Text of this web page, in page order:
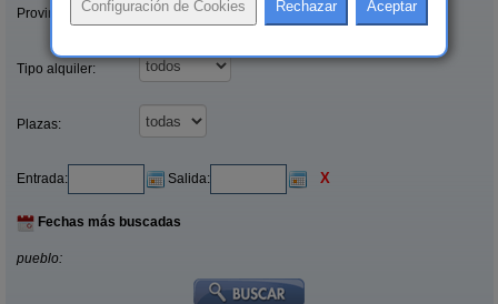
Provincias/Islas:
Tipo alquiler:
Plazas:
Entrada: Salida: X
Fechas más buscadas
pueblo: